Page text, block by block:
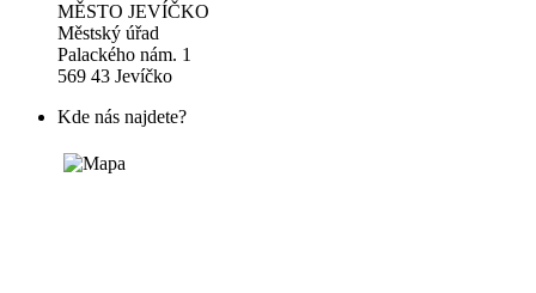
MĚSTO JEVÍČKO
Městský úřad
Palackého nám. 1
569 43 Jevíčko
Kde nás najdete?